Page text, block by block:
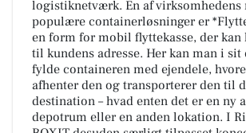
logistiknetværk. En af virksomhedens
populære containerløsninger er
en form for mobil flyttekasse, der kan
til kundens adresse. Her kan man i sit
fylde containeren med ejendele,
afhenter den og transporterer den til
destination – hvad enten det er en ny
depotrum eller en anden lokation. I